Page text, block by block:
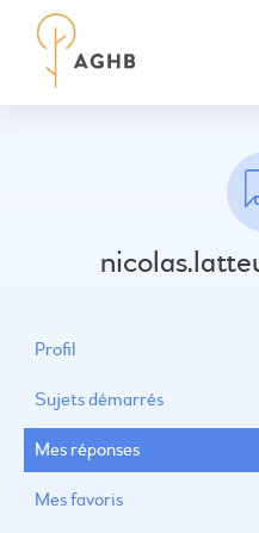
Profil
Sujets démarrés
Mes réponses
Mes favoris